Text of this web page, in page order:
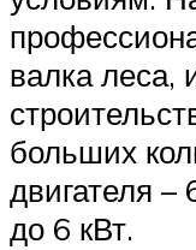
валка леса,
больших
двигателя
до 6 кВт.